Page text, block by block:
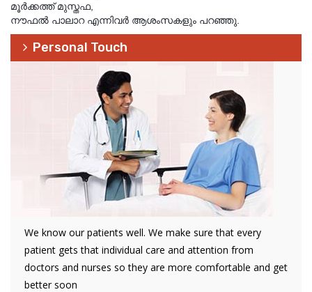
മൂര്‍ക്കത്ത് മുസ്തഫ,
നൗഫല്‍ പാലാറ എന്നിവര്‍ ആശംസകളും പറഞ്ഞു.
Personal Touch
We know our patients well. We make sure that every
patient gets that individual care and attention from
doctors and nurses so they are more comfortable and get
better soon